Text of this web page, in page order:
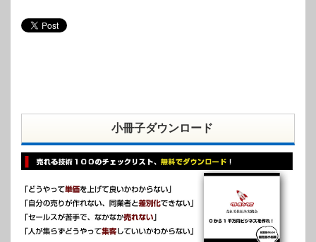
小冊子ダウンロード